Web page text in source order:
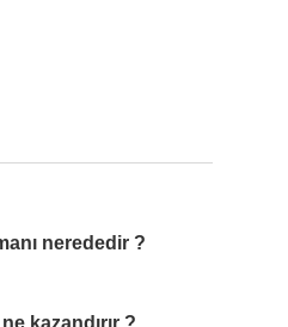
nerededir ?
kazandırır ?